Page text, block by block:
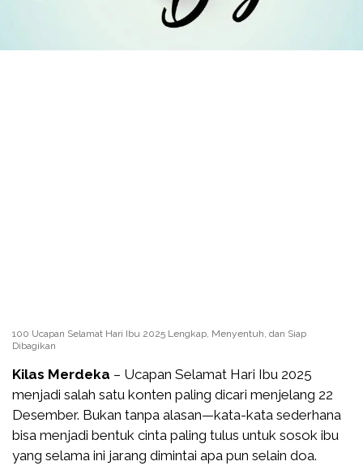
100 Ucapan Selamat Hari Ibu 2025 Lengkap, Menyentuh, dan Siap
Dibagikan
Kilas Merdeka – Ucapan Selamat Hari Ibu 2025
menjadi salah satu konten paling dicari menjelang 22
Desember. Bukan tanpa alasan—kata-kata sederhana
bisa menjadi bentuk cinta paling tulus untuk sosok ibu
yang selama ini jarang dimintai apa pun selain doa.